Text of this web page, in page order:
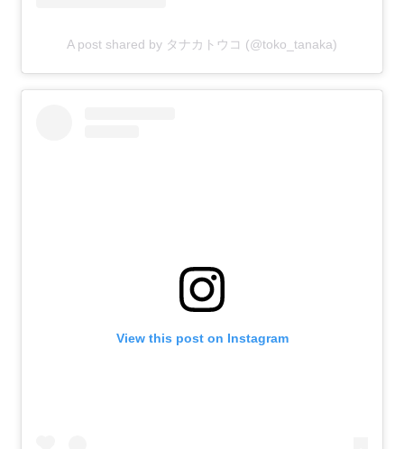
A post shared by タナカトウコ (@toko_tanaka)
View this post on Instagram